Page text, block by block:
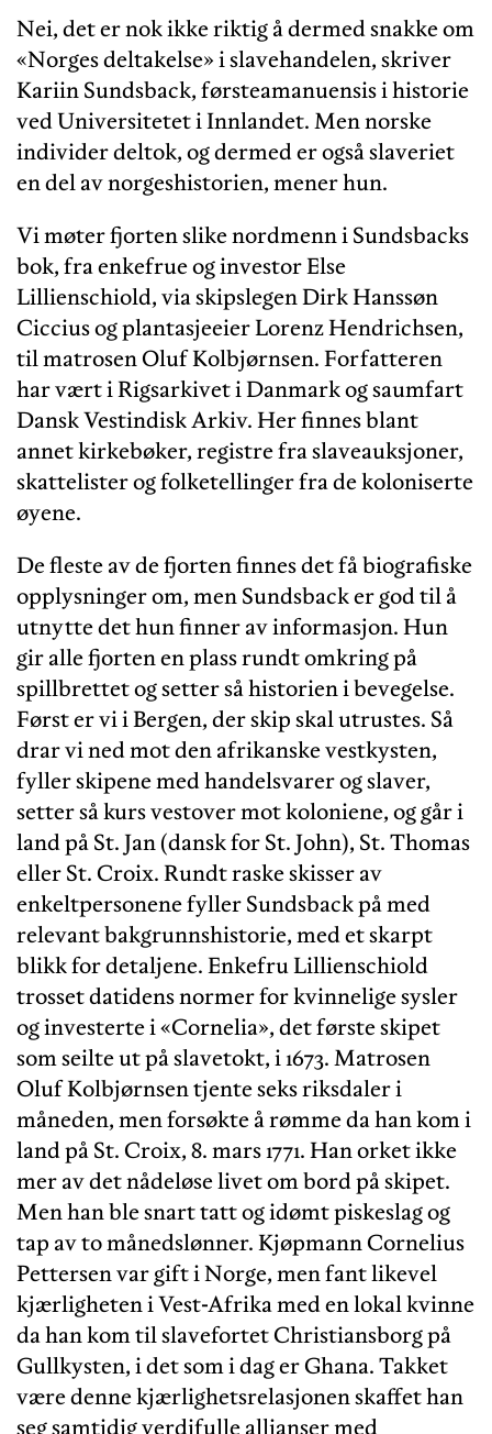
Nei, det er nok ikke riktig å dermed snakke om
«Norges deltakelse» i slavehandelen, skriver
Kariin Sundsback, førsteamanuensis i historie
ved Universitetet i Innlandet. Men norske
individer deltok, og dermed er også slaveriet
en del av norgeshistorien, mener hun.
Vi møter fjorten slike nordmenn i Sundsbacks
bok, fra enkefrue og investor Else
Lillienschiold, via skipslegen Dirk Hanssøn
Ciccius og plantasjeeier Lorenz Hendrichsen,
til matrosen Oluf Kolbjørnsen. Forfatteren
har vært i Rigsarkivet i Danmark og saumfart
Dansk Vestindisk Arkiv. Her finnes blant
annet kirkebøker, registre fra slaveauksjoner,
skattelister og folketellinger fra de koloniserte
øyene.
De fleste av de fjorten finnes det få biografiske
opplysninger om, men Sundsback er god til å
utnytte det hun finner av informasjon. Hun
gir alle fjorten en plass rundt omkring på
spillbrettet og setter så historien i bevegelse.
Først er vi i Bergen, der skip skal utrustes. Så
drar vi ned mot den afrikanske vestkysten,
fyller skipene med handelsvarer og slaver,
setter så kurs vestover mot koloniene, og går i
land på St. Jan (dansk for St. John), St. Thomas
eller St. Croix. Rundt raske skisser av
enkeltpersonene fyller Sundsback på med
relevant bakgrunnshistorie, med et skarpt
blikk for detaljene. Enkefru Lillienschiold
trosset datidens normer for kvinnelige sysler
og investerte i «Cornelia», det første skipet
som seilte ut på slavetokt, i 1673. Matrosen
Oluf Kolbjørnsen tjente seks riksdaler i
måneden, men forsøkte å rømme da han kom i
land på St. Croix, 8. mars 1771. Han orket ikke
mer av det nådeløse livet om bord på skipet.
Men han ble snart tatt og idømt piskeslag og
tap av to månedslønner. Kjøpmann Cornelius
Pettersen var gift i Norge, men fant likevel
kjærligheten i Vest-Afrika med en lokal kvinne
da han kom til slavefortet Christiansborg på
Gullkysten, i det som i dag er Ghana. Takket
være denne kjærlighetsrelasjonen skaffet han
seg samtidig verdifulle allianser med